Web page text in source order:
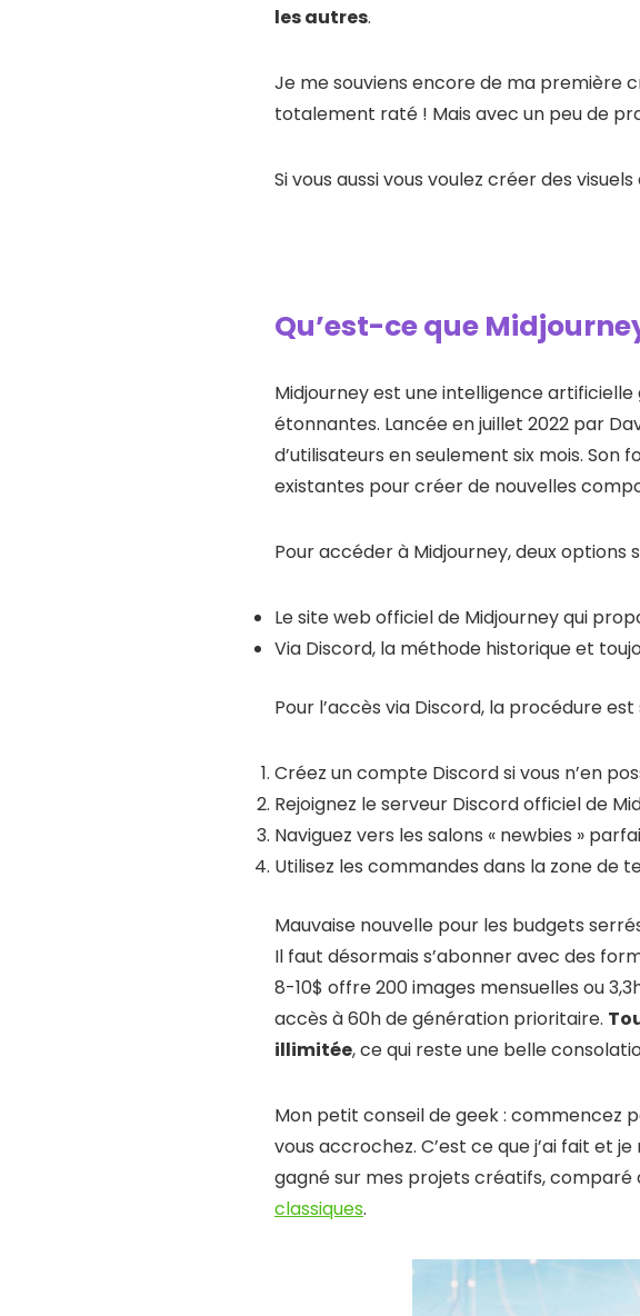
les autres.
Je me souviens encore de ma première
totalement raté ! Mais avec un peu de
Si vous aussi vous voulez créer des
Qu’est-ce que
Midjourney est une intelligence
étonnantes. Lancée en juillet 2022 par
d’utilisateurs en seulement six mois.
existantes pour créer de nouvelles
Pour accéder à Midjourney, deux options
Le site web officiel de Midjourney qui
Via Discord, la méthode historique et
Pour l’accès via Discord, la procédure
Créez un compte Discord si vous n’en
Rejoignez le serveur Discord officiel de
Naviguez vers les salons « newbies »
Utilisez les commandes dans la zone de
Mauvaise nouvelle pour les budgets
Il faut désormais s’abonner avec des
8-10$ offre 200 images mensuelles ou
accès à 60h de génération prioritaire.
illimitée, ce qui reste une belle
Mon petit conseil de geek : commencez
vous accrochez. C’est ce que j’ai fait et
gagné sur mes projets créatifs,
classiques.